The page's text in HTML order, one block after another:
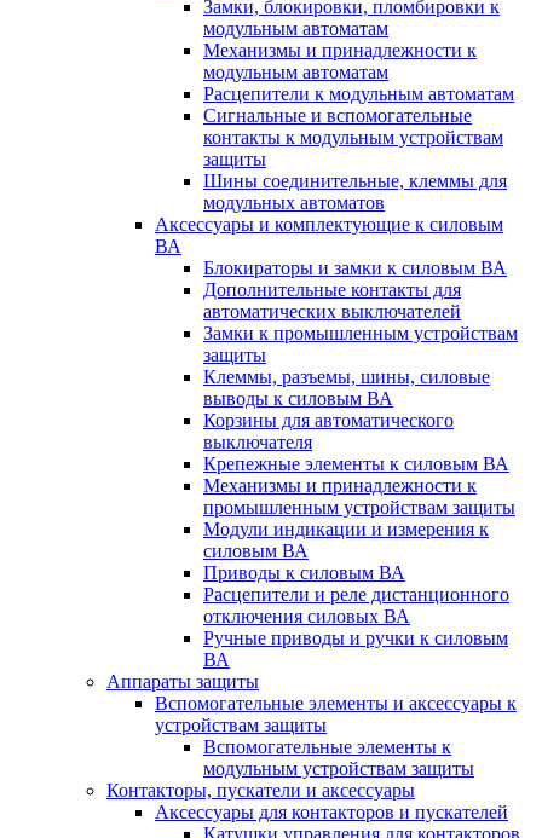
Замки, блокировки, пломбировки к
модульным автоматам
Механизмы и принадлежности к
модульным автоматам
Расцепители к модульным автоматам
Сигнальные и вспомогательные
контакты к модульным устройствам
защиты
Шины соединительные, клеммы для
модульных автоматов
Аксессуары и комплектующие к силовым
ВА
Блокираторы и замки к силовым ВА
Дополнительные контакты для
автоматических выключателей
Замки к промышленным устройствам
защиты
Клеммы, разъемы, шины, силовые
выводы к силовым ВА
Корзины для автоматического
выключателя
Крепежные элементы к силовым ВА
Механизмы и принадлежности к
промышленным устройствам защиты
Модули индикации и измерения к
силовым ВА
Приводы к силовым ВА
Расцепители и реле дистанционного
отключения силовых ВА
Ручные приводы и ручки к силовым
ВА
Аппараты защиты
Вспомогательные элементы и аксессуары к
устройствам защиты
Вспомогательные элементы к
модульным устройствам защиты
Контакторы, пускатели и аксессуары
Аксессуары для контакторов и пускателей
Катушки управления для контакторов